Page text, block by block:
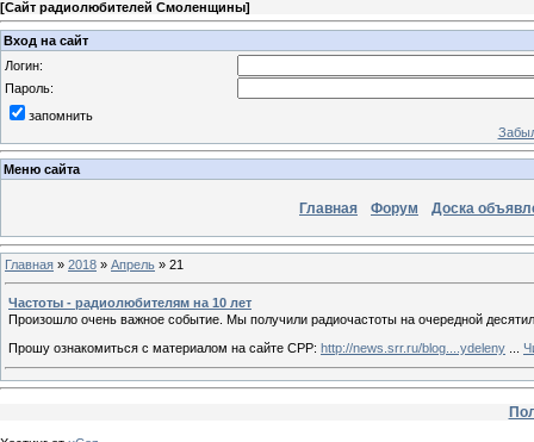
[Сайт радиолюбителей Смоленщины]
Вход на сайт
Логин:
Пароль:
запомнить
Меню сайта
Главная Форум Доска
Главная » 2018 » Апрель » 21
Частоты - радиолюбителям на 10 лет
Произошло очень важное событие. Мы получили радиочастоты на очередной
Прошу ознакомиться с материалом на сайте СРР: http://news.srr.ru/blog....ydeleny